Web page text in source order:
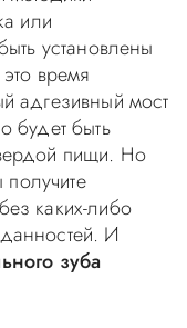
или
установлены
время
адгезивный мост
будет быть
пищи. Но
получите
каких-либо
И
зуба